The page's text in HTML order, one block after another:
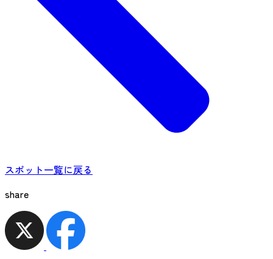
スポット一覧に戻る
share